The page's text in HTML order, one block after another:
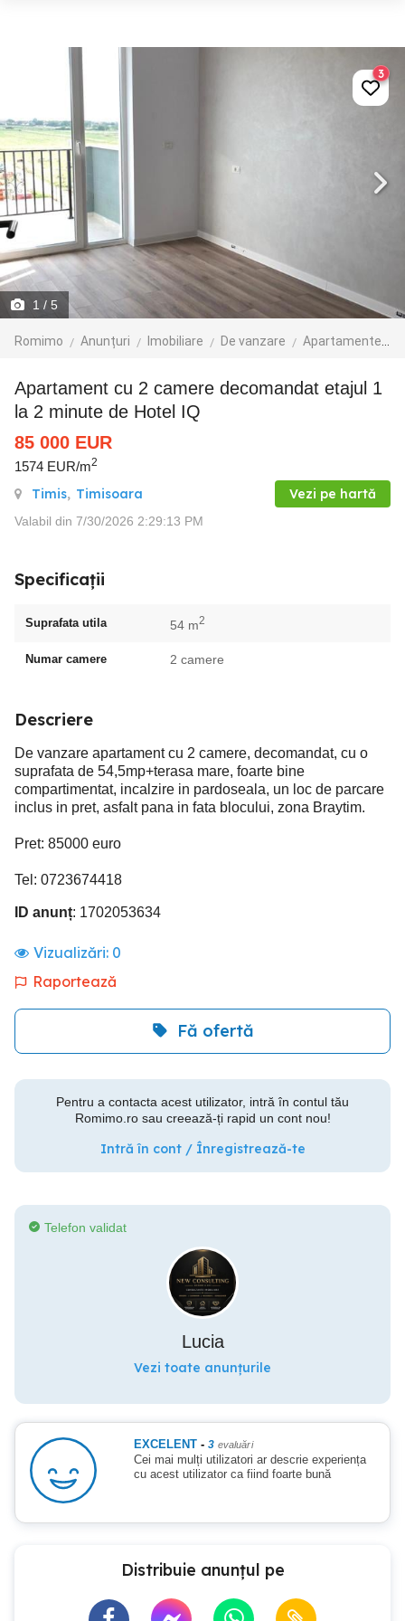
1 / 5
Romimo Anunțuri Imobiliare De vanzare Apartamente de vanzare
3
Apartament cu 2 camere decomandat etajul 1
la 2 minute de Hotel IQ
85 000 EUR
1574 EUR/m2
Timis, Timisoara Vezi pe hartă
Valabil din 7/30/2026 2:29:13 PM
Specificații
Suprafata utila 54 m2
Numar camere 2 camere
Descriere
De vanzare apartament cu 2 camere, decomandat, cu o
suprafata de 54,5mp+terasa mare, foarte bine
compartimentat, incalzire in pardoseala, un loc de parcare
inclus in pret, asfalt pana in fata blocului, zona Braytim.
Pret: 85000 euro
Tel: 0723674418
ID anunț: 1702053634
Vizualizări: 0
Raportează
Fă ofertă
Pentru a contacta acest utilizator, intră în contul tău
Romimo.ro sau creează-ți rapid un cont nou!
Intră în cont / Înregistrează-te
Telefon validat
Lucia
Vezi toate anunțurile
EXCELENT - 3 evaluări
Cei mai mulți utilizatori ar descrie experiența
cu acest utilizator ca fiind foarte bună
Distribuie anunțul pe